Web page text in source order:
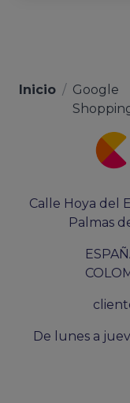
Inicio / Google
Calle Hoya del
Palmas
De lunes a